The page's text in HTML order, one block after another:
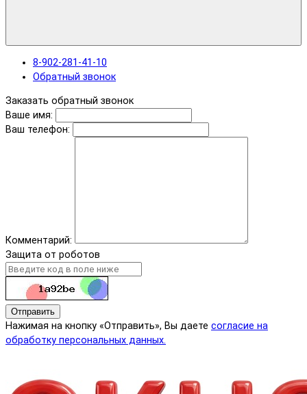
8-902-281-41-10
Обратный звонок
Заказать обратный звонок
Ваше имя:
Ваш телефон:
Комментарий:
Защита от роботов
Отправить
Нажимая на кнопку «Отправить», Вы даете согласие на
обработку персональных данных.